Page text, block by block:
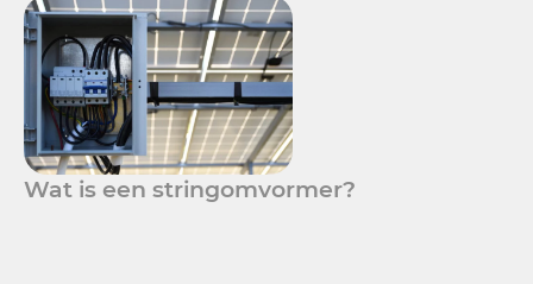
Wat is een stringomvormer?